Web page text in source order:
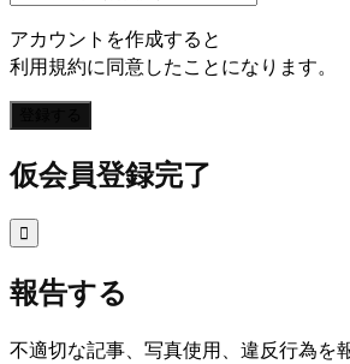
アカウントを作成すると
利用規約に同意したことになります。
仮会員登録完了

報告する
不適切な記事、写真使用、違反行為を